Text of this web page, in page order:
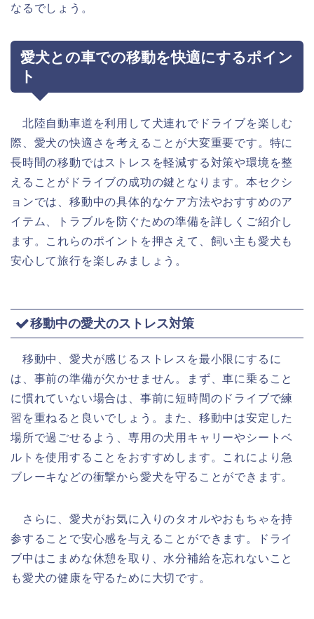
なるでしょう。
愛犬との車での移動を快適にするポイン
ト
北陸自動車道を利用して犬連れでドライブを楽しむ
際、愛犬の快適さを考えることが大変重要です。特に
長時間の移動ではストレスを軽減する対策や環境を整
えることがドライブの成功の鍵となります。本セクシ
ョンでは、移動中の具体的なケア方法やおすすめのア
イテム、トラブルを防ぐための準備を詳しくご紹介し
ます。これらのポイントを押さえて、飼い主も愛犬も
安心して旅行を楽しみましょう。
移動中の愛犬のストレス対策
移動中、愛犬が感じるストレスを最小限にするに
は、事前の準備が欠かせません。まず、車に乗ること
に慣れていない場合は、事前に短時間のドライブで練
習を重ねると良いでしょう。また、移動中は安定した
場所で過ごせるよう、専用の犬用キャリーやシートベ
ルトを使用することをおすすめします。これにより急
ブレーキなどの衝撃から愛犬を守ることができます。
さらに、愛犬がお気に入りのタオルやおもちゃを持
参することで安心感を与えることができます。ドライ
ブ中はこまめな休憩を取り、水分補給を忘れないこと
も愛犬の健康を守るために大切です。